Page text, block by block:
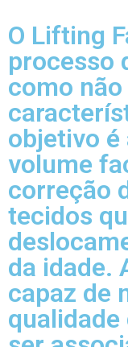
O Lifting
processo
como
objetivo é
volume
correção
tecidos
da idade.
capaz de
qualidade